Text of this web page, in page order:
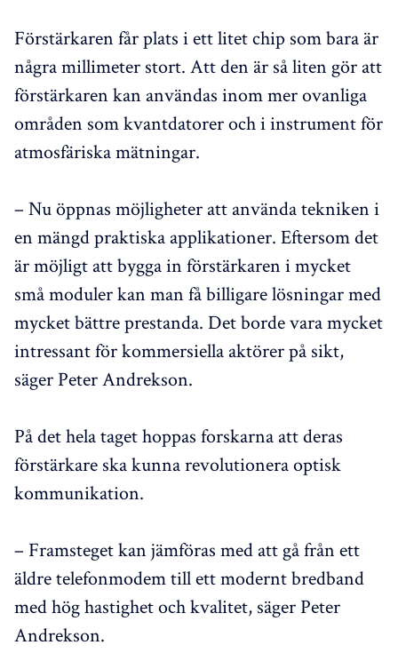
Förstärkaren får plats i ett litet chip som bara är
några millimeter stort. Att den är så liten gör att
förstärkaren kan användas inom mer ovanliga
områden som kvantdatorer och i instrument för
atmosfäriska mätningar.
– Nu öppnas möjligheter att använda tekniken i
en mängd praktiska applikationer. Eftersom det
är möjligt att bygga in förstärkaren i mycket
små moduler kan man få billigare lösningar med
mycket bättre prestanda. Det borde vara mycket
intressant för kommersiella aktörer på sikt,
säger Peter Andrekson.
På det hela taget hoppas forskarna att deras
förstärkare ska kunna revolutionera optisk
kommunikation.
– Framsteget kan jämföras med att gå från ett
äldre telefonmodem till ett modernt bredband
med hög hastighet och kvalitet, säger Peter
Andrekson.